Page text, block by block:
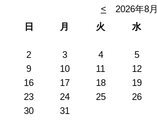
< 2026年8月
日
月 火 水
2
3 4 5
9
10 11 12
16
17 18 19
23
24 25 26
30
31